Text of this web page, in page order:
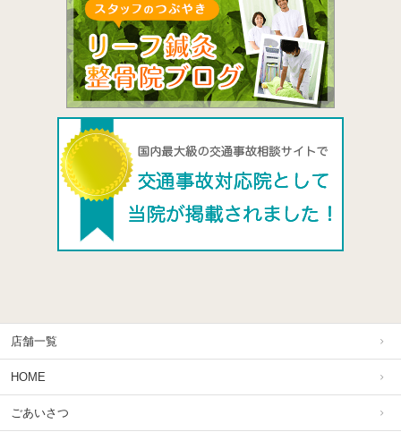
店舗一覧
HOME
ごあいさつ